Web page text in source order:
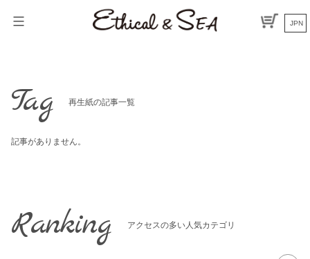
JPN
Tag 再生紙の記事一覧
記事がありません。
Ranking アクセスの多い人気カテゴリ